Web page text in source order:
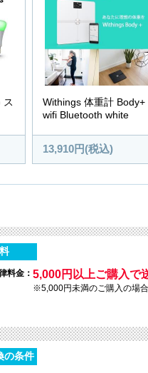
ス
Withings 体重計 Body+
wifi Bluetooth white
13,910円(税込)